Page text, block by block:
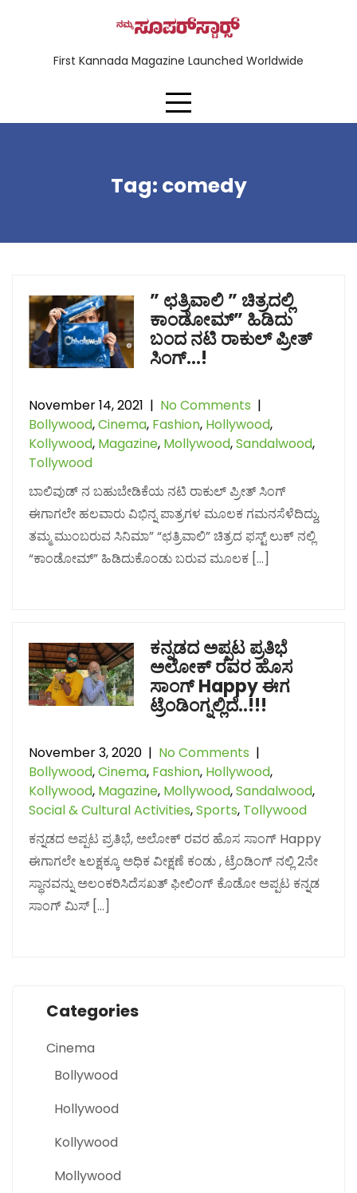
First Kannada Magazine Launched Worldwide
Tag: comedy
” ಛತ್ರಿವಾಲಿ ” ಚಿತ್ರದಲ್ಲಿ
ಕಾಂಡೋಮ್” ಹಿಡಿದು
ಬಂದ ನಟಿ ರಾಕುಲ್ ಪ್ರೀತ್
ಸಿಂಗ್…!
November 14, 2021 | No Comments |
Bollywood,Cinema, Fashion, Hollywood,
Kollywood, Magazine, Mollywood,Sandalwood,
Tollywood
ಬಾಲಿವುಡ್ ನ ಬಹುಬೇಡಿಕೆಯ ನಟಿ ರಾಕುಲ್ ಪ್ರೀತ್ ಸಿಂಗ್
ಈಗಾಗಲೇ ಹಲವಾರು ವಿಭಿನ್ನ ಪಾತ್ರಗಳ ಮೂಲಕ ಗಮನಸೆಳೆದಿದ್ದು,
ತಮ್ಮ ಮುಂಬರುವ ಸಿನಿಮಾ” “ಛತ್ರಿವಾಲಿ” ಚಿತ್ರದ ಫಸ್ಟ್ ಲುಕ್ ನಲ್ಲಿ
“ಕಾಂಡೋಮ್” ಹಿಡಿದುಕೊಂಡು ಬರುವ ಮೂಲಕ […]
ಕನ್ನಡದ ಅಪ್ಪಟ ಪ್ರತಿಭೆ
ಅಲೋಕ್ ರವರ ಹೊಸ
ಸಾಂಗ್ Happy ಈಗ
ಟ್ರೆಂಡಿಂಗ್ನಲ್ಲಿದೆ..!!!
November 3, 2020 | No Comments |
Bollywood,Cinema, Fashion, Hollywood,
Kollywood, Magazine, Mollywood,Sandalwood,
Social & Cultural Activities,Sports, Tollywood
ಕನ್ನಡದ ಅಪ್ಪಟ ಪ್ರತಿಭೆ, ಅಲೋಕ್ ರವರ ಹೊಸ ಸಾಂಗ್ Happy
ಈಗಾಗಲೇ ೬ಲಕ್ಷಕ್ಕೂ ಅಧಿಕ ವೀಕ್ಷಣೆ ಕಂಡು , ಟ್ರೆಂಡಿಂಗ್ ನಲ್ಲಿ 2ನೇ
ಸ್ಥಾನವನ್ನು ಅಲಂಕರಿಸಿದೆಸಖತ್ ಫೀಲಿಂಗ್ ಕೊಡೋ ಅಪ್ಪಟ ಕನ್ನಡ
ಸಾಂಗ್ ಮಿಸ್ […]
Categories
Cinema
Bollywood
Hollywood
Kollywood
Mollywood